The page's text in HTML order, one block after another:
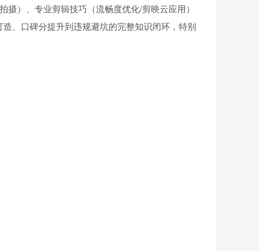
）、专业剪辑技巧（流畅度优化/剪映云应用）
、口碑分提升到违规避坑的完整知识闭环，特别